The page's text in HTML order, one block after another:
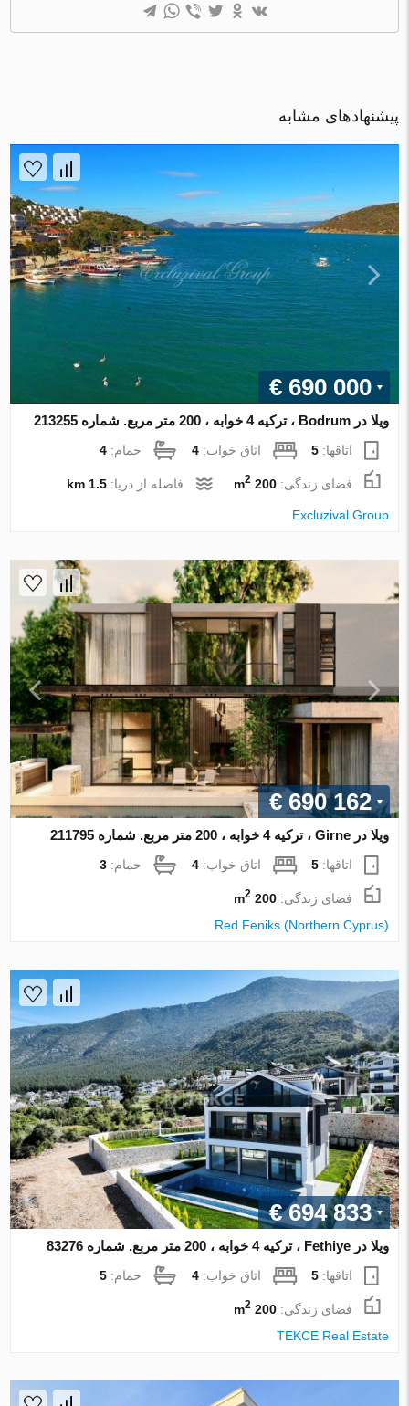
پیشنهادهای مشابه
€ 690 000
ویلا در Bodrum ، ترکیه 4 خوابه ، 200 متر مربع. شماره 213255
اتاقها:5 اتاق خواب:4 حمام:4
فضای زندگی:200 m
2 فاصله از دریا:1.5 km
Excluzival Group
€ 690 162
ویلا در Girne ، ترکیه 4 خوابه ، 200 متر مربع. شماره 211795
اتاقها:5 اتاق خواب:4 حمام:3
فضای زندگی:200 m
2
Red Feniks (Northern Cyprus)
€ 694 833
ویلا در Fethiye ، ترکیه 4 خوابه ، 200 متر مربع. شماره 83276
اتاقها:5 اتاق خواب:4 حمام:5
فضای زندگی:200 m
2
TEKCE Real Estate